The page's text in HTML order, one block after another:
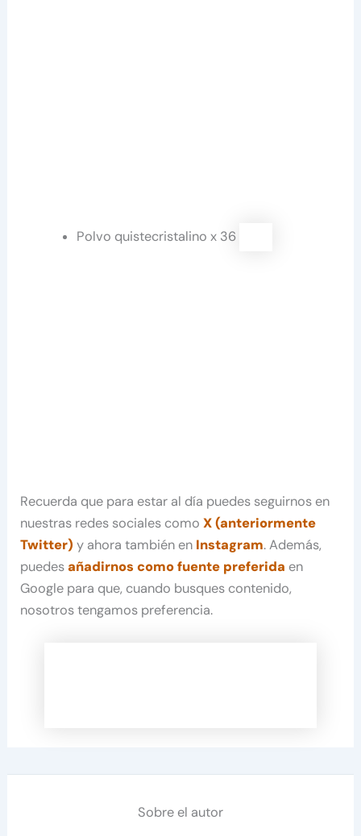
Polvo quistecristalino x 36
Recuerda que para estar al día puedes seguirnos en
nuestras redes sociales comoX (anteriormente
Twitter) y ahora también en Instagram. Además,
puedesañadirnos como fuente preferida en
Google para que, cuando busques contenido,
nosotros tengamos preferencia.
Sobre el autor